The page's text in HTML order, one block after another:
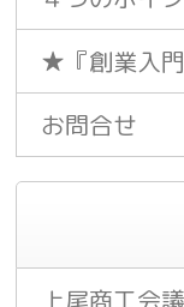
★『創業入
お問合せ
上尾商工会